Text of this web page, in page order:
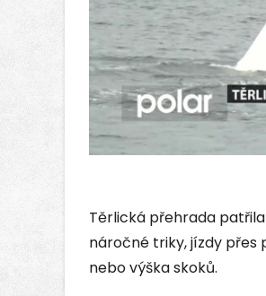
Těrlická přehrada
náročné triky, jízdy přes
nebo výška skoků.